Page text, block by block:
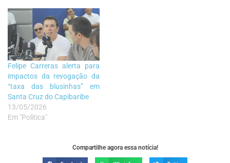
Felipe Carreras alerta para
impactos da revogação da
“taxa das blusinhas” em
Santa Cruz do Capibaribe
13/05/2026
Em "Política"
Compartilhe agora essa notícia!